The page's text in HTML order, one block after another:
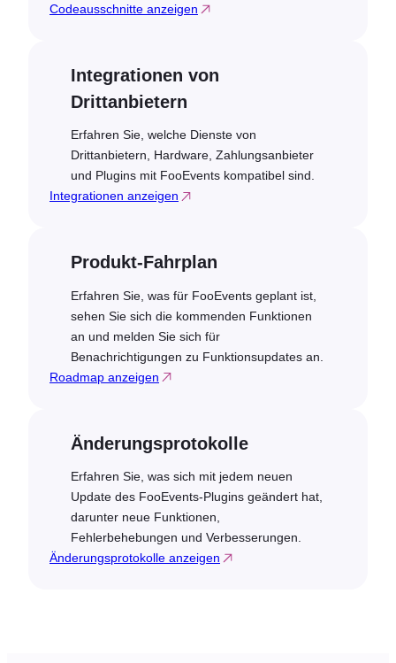
Codeausschnitte anzeigen
Integrationen von
Drittanbietern
Erfahren Sie, welche Dienste von
Drittanbietern, Hardware, Zahlungsanbieter
und Plugins mit FooEvents kompatibel sind.
Integrationen anzeigen
Produkt-Fahrplan
Erfahren Sie, was für FooEvents geplant ist,
sehen Sie sich die kommenden Funktionen
an und melden Sie sich für
Benachrichtigungen zu Funktionsupdates an.
Roadmap anzeigen
Änderungsprotokolle
Erfahren Sie, was sich mit jedem neuen
Update des FooEvents-Plugins geändert hat,
darunter neue Funktionen,
Fehlerbehebungen und Verbesserungen.
Änderungsprotokolle anzeigen